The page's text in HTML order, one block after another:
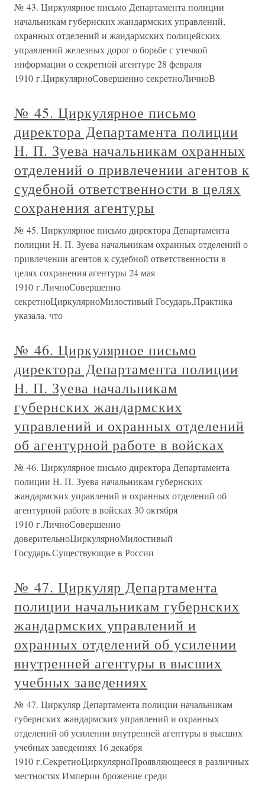
№ 43. Циркулярное письмо Департамента полиции
начальникам губернских жандармских управлений,
охранных отделений и жандармских полицейских
управлений железных дорог о борьбе с утечкой
информации о секретной агентуре 28 февраля
1910 г.ЦиркулярноСовершенно секретноЛичноВ
№ 45. Циркулярное письмо
директора Департамента полиции
Н. П. Зуева начальникам охранных
отделений о привлечении агентов к
судебной ответственности в целях
сохранения агентуры
№ 45. Циркулярное письмо директора Департамента
полиции Н. П. Зуева начальникам охранных отделений о
привлечении агентов к судебной ответственности в
целях сохранения агентуры 24 мая
1910 г.ЛичноСовершенно
секретноЦиркулярноМилостивый Государь,Практика
указала, что
№ 46. Циркулярное письмо
директора Департамента полиции
Н. П. Зуева начальникам
губернских жандармских
управлений и охранных отделений
об агентурной работе в войсках
№ 46. Циркулярное письмо директора Департамента
полиции Н. П. Зуева начальникам губернских
жандармских управлений и охранных отделений об
агентурной работе в войсках 30 октября
1910 г.ЛичноСовершенно
доверительноЦиркулярноМилостивый
Государь.Существующие в России
№ 47. Циркуляр Департамента
полиции начальникам губернских
жандармских управлений и
охранных отделений об усилении
внутренней агентуры в высших
учебных заведениях
№ 47. Циркуляр Департамента полиции начальникам
губернских жандармских управлений и охранных
отделений об усилении внутренней агентуры в высших
учебных заведениях 16 декабря
1910 г.СекретноЦиркулярноПроявляющееся в различных
местностях Империи брожение среди